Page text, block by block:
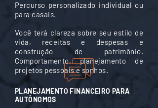
Percurso personalizado individual ou
para casais.
Você terá clareza sobre seu estilo de
vida, receitas e despesas e
construção de patrimônio.
Comportamento, planejamento de
projetos pessoais e sonhos.
PLANEJAMENTO FINANCEIRO PARA
AUTÔNOMOS